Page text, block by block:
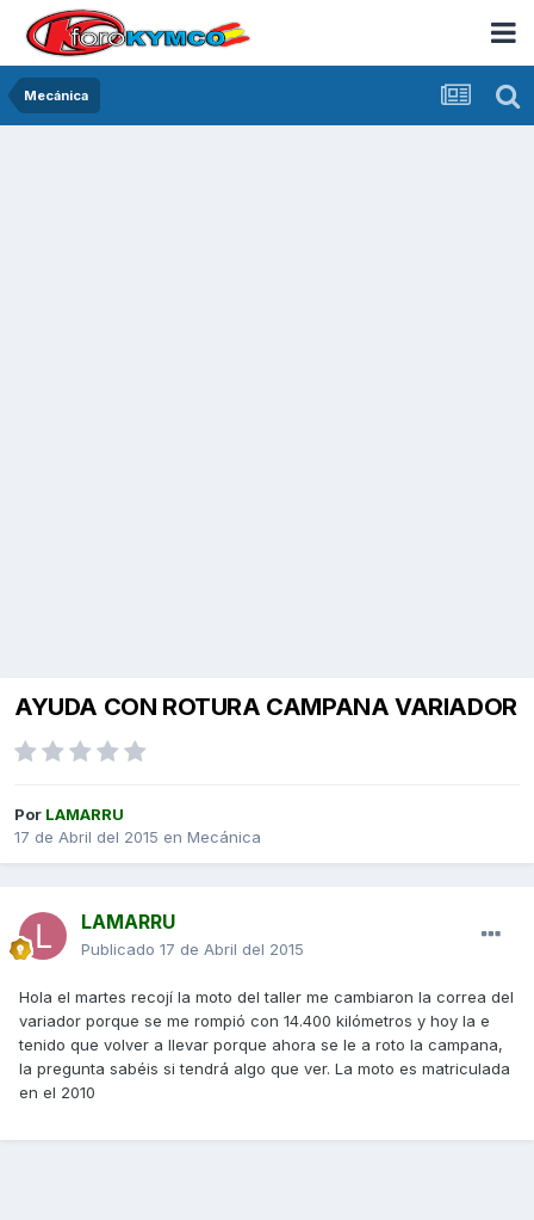
Mecánica
AYUDA CON ROTURA CAMPANA VARIADOR
Por LAMARRU
17 de Abril del 2015 en Mecánica
LAMARRU
Publicado 17 de Abril del 2015
Hola el martes recojí la moto del taller me cambiaron la correa del
variador porque se me rompió con 14.400 kilómetros y hoy la e
tenido que volver a llevar porque ahora se le a roto la campana,
la pregunta sabéis si tendrá algo que ver. La moto es matriculada
en el 2010